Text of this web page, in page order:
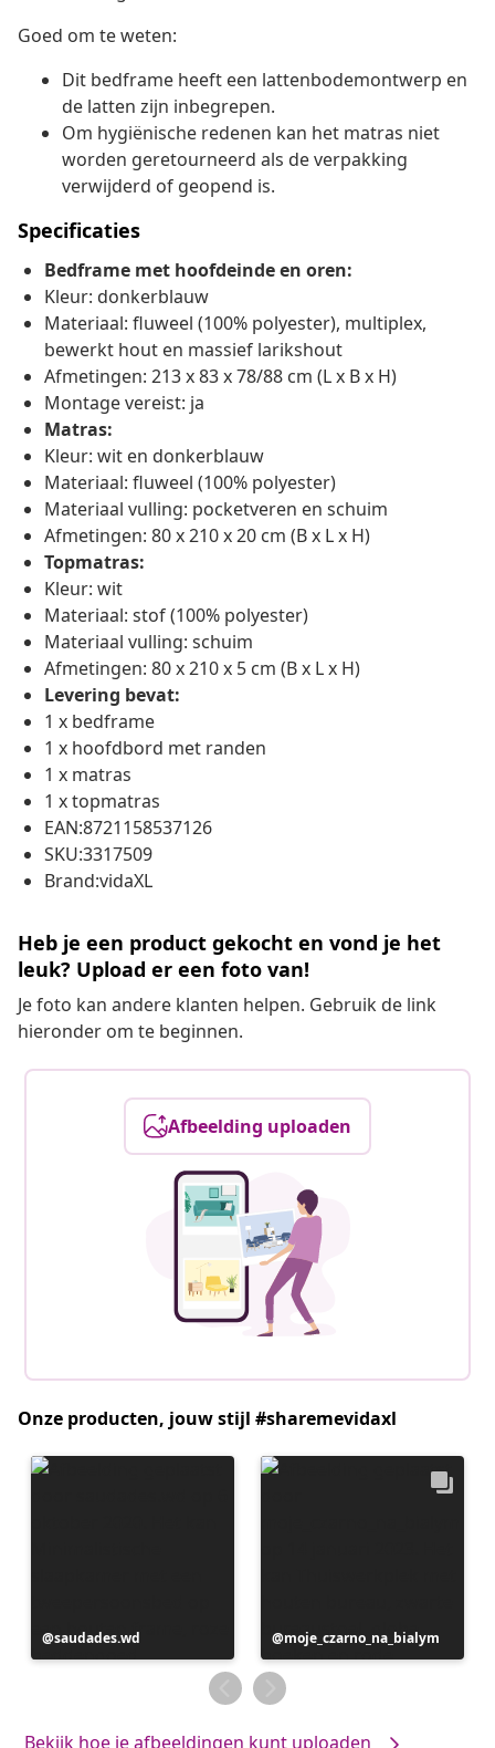
Goed om te weten:
Dit bedframe heeft een lattenbodemontwerp en
de latten zijn inbegrepen.
Om hygiënische redenen kan het matras niet
worden geretourneerd als de verpakking
verwijderd of geopend is.
Specificaties
Bedframe met hoofdeinde en oren:
Kleur: donkerblauw
Materiaal: fluweel (100% polyester), multiplex,
bewerkt hout en massief larikshout
Afmetingen: 213 x 83 x 78/88 cm (L x B x H)
Montage vereist: ja
Matras:
Kleur: wit en donkerblauw
Materiaal: fluweel (100% polyester)
Materiaal vulling: pocketveren en schuim
Afmetingen: 80 x 210 x 20 cm (B x L x H)
Topmatras:
Kleur: wit
Materiaal: stof (100% polyester)
Materiaal vulling: schuim
Afmetingen: 80 x 210 x 5 cm (B x L x H)
Levering bevat:
1 x bedframe
1 x hoofdbord met randen
1 x matras
1 x topmatras
EAN:8721158537126
SKU:3317509
Brand:vidaXL
Heb je een product gekocht en vond je het
leuk? Upload er een foto van!
Je foto kan andere klanten helpen. Gebruik de link
hieronder om te beginnen.
Afbeelding uploaden
Onze producten, jouw stijl #sharemevidaxl
Bericht
gepubliceerd
saudades.wd
Bericht
gepubliceerd
door
moje_czarno_na_bialym
Bekijk hoe je afbeeldingen kunt uploaden